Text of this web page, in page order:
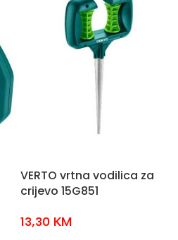
VERTO vrtna vodilica za
crijevo 15G851
13,30 KM